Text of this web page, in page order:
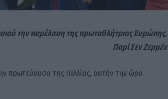
την παρέλαση της πρωταθλήτριας Ευρώπης,
Παρί Σεν Ζερμέν
πρωτεύουσα της Γαλλίας, αυτήν την ώρα